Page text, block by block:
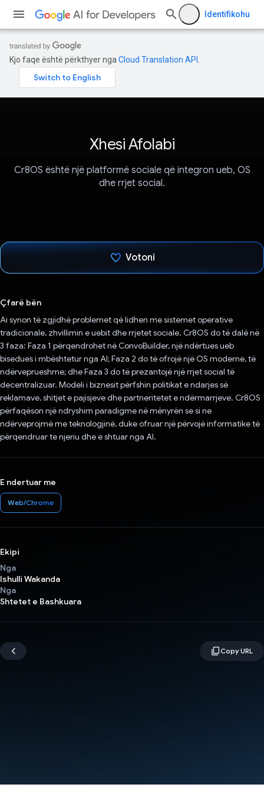
Identifikohu
Kjo faqe është përkthyer nga Cloud Translation API
Xhesi Afolabi
Cr8OS është një platformë sociale që integron ueb, OS
dhe rrjet social.
Votoni
Çfarë bën
Ai synon të zgjidhë problemet që lidhen me sistemet operative
tradicionale, zhvillimin e uebit dhe rrjetet sociale. Cr8OS do të dalë në
3 faza: Faza 1 përqendrohet në ConvoBuilder, një ndërtues ueb
bisedues i mbështetur nga AI; Faza 2 do të ofrojë një OS moderne, të
ndërveprueshme; dhe Faza 3 do të prezantojë një rrjet social të
decentralizuar. Modeli i biznesit përfshin politikat e ndarjes së
reklamave, shitjet e pajisjeve dhe partneritetet e ndërmarrjeve. Cr8OS
përfaqëson një ndryshim paradigme në mënyrën se si ne
ndërveprojmë me teknologjinë, duke ofruar një përvojë informatike të
përqendruar te njeriu dhe e shtuar nga AI.
E ndertuar me
Web/Chrome
Ekipi
Nga
Ishulli Wakanda
Nga
Shtetet e Bashkuara